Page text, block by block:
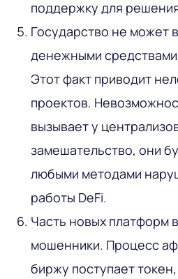
поддержку для
Государство не может
денежными
Этот факт приводит
проектов.
вызывает у
замешательство, они
любыми методами
работы DeFi.
Часть новых платформ
мошенники. Процесс
биржу поступает